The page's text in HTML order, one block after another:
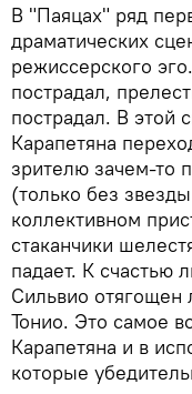
В "Паяцах" ряд
драматических
режиссерского
пострадал,
пострадал. В этой
Карапетяна
зрителю зачем-то
(только без
коллективном
стаканчики
падает. К счастью
Сильвио отягощен
Тонио. Это самое
Карапетяна и в
которые